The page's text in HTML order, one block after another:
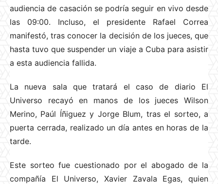
audiencia de casación se podría seguir en vivo desde
las 09:00. Incluso, el presidente Rafael Correa
manifestó, tras conocer la decisión de los jueces, que
hasta tuvo que suspender un viaje a Cuba para asistir
a esta audiencia fallida.
La nueva sala que tratará el caso de diario El
Universo recayó en manos de los jueces Wilson
Merino, Paúl Íñiguez y Jorge Blum, tras el sorteo, a
puerta cerrada, realizado un día antes en horas de la
tarde.
Este sorteo fue cuestionado por el abogado de la
compañía El Universo, Xavier Zavala Egas, quien